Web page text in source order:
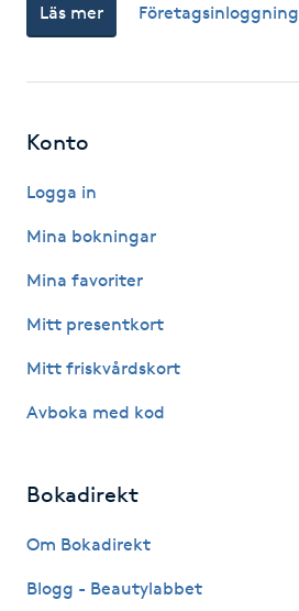
Gel naglar
Gellack
Gellack med förstärkning
Gravidyoga
Gruppträning
H
Headspa
Läs mer Företagsinloggning
Konto
Logga in
Mina bokningar
Mina favoriter
Mitt presentkort
Mitt friskvårdskort
Avboka med kod
Bokadirekt
Om Bokadirekt
Blogg - Beautylabbet